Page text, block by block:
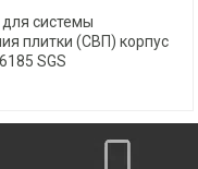
системы
плитки (СВП) корпус
SGS